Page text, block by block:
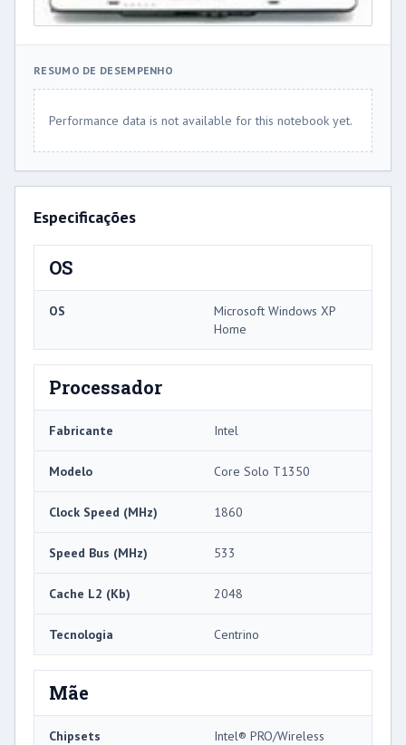
RESUMO DE DESEMPENHO
Performance data is not available for this notebook yet.
Especificações
OS
OS
Microsoft Windows XP
Home
Processador
Fabricante Intel
Modelo Core Solo T1350
Clock Speed ​​(MHz) 1860
Speed ​​Bus (MHz) 533
Cache L2 (Kb) 2048
Tecnologia Centrino
Mãe
Chipsets
Intel® PRO/Wireless